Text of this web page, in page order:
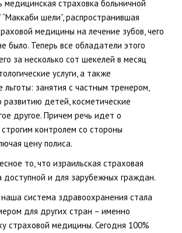
медицинская страховка больничной
“Маккаби шели”, распространившая
медицины на лечение зубов, чего
было. Теперь все обладатели этого
за несколько сот шекелей в месяц
услуги, а также
льготы: занятия с частным тренером,
развитию детей, косметические
другое. Причем речь идет о
контролем со стороны
цену полиса.
то, что израильская страховая
доступной и для зарубежных граждан.
система здравоохранения стала
для других стран – именно
страховой медицины. Сегодня 100%